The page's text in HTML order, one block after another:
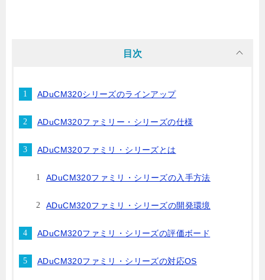
目次
ADuCM320シリーズのラインアップ
ADuCM320ファミリー・シリーズの仕様
ADuCM320ファミリ・シリーズとは
ADuCM320ファミリ・シリーズの入手方法
ADuCM320ファミリ・シリーズの開発環境
ADuCM320ファミリ・シリーズの評価ボード
ADuCM320ファミリ・シリーズの対応OS